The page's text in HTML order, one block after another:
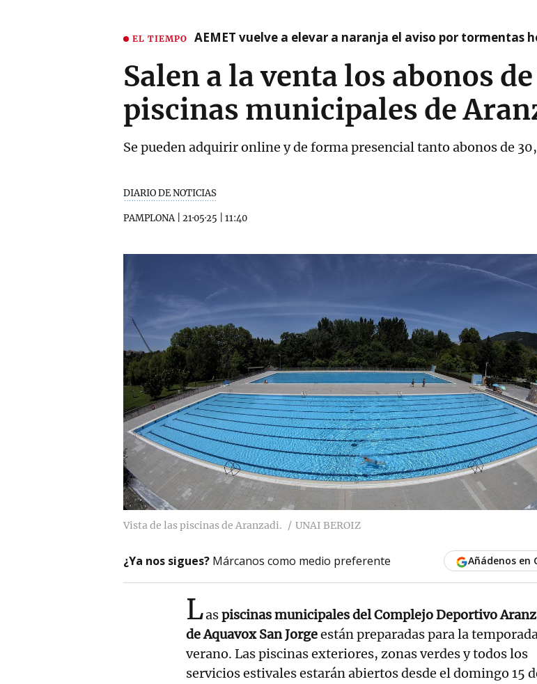
EL TIEMPO AEMET vuelve a elevar a naranja el aviso por tormentas
Salen a la venta los abonos
piscinas municipales de
Se pueden adquirir online y de forma presencial tanto abonos de
DIARIO DE NOTICIAS
PAMPLONA| 21·05·25 11:40
Vista de las piscinas de Aranzadi. UNAI BEROIZ
¿Ya nos sigues? Márcanos como medio preferente Añádenos en
Laspiscinas municipales del Complejo Deportivo
de Aquavox San Jorgeestán preparadas para la
verano. Las piscinas exteriores, zonas verdes y todos los
servicios estivales estarán abiertos desde el domingo 15